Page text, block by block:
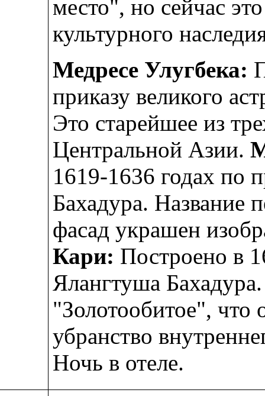
место", но сейчас
культурного
Медресе Улугбека:
приказу великого
Это старейшее из
Центральной Азии.
1619-1636 годах по
Бахадура. Название
фасад украшен
Кари: Построено в
Ялангтуша
"Золотообитое", что
убранство
Ночь в отеле.